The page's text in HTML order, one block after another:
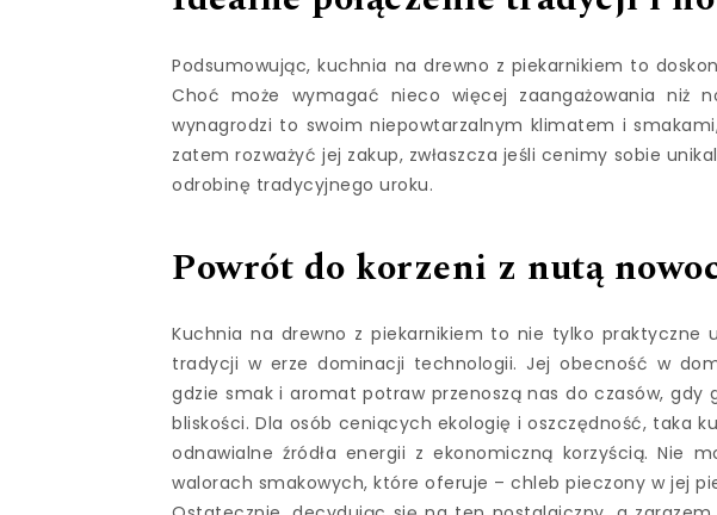
Podsumowując, kuchnia na drewno z piekarnikiem to
Choć może wymagać nieco więcej zaangażowania niż
wynagrodzi to swoim niepowtarzalnym klimatem i
zatem rozważyć jej zakup, zwłaszcza jeśli cenimy sobie
odrobinę tradycyjnego uroku.
Powrót do korzeni z nutą
Kuchnia na drewno z piekarnikiem to nie tylko praktyczne
tradycji w erze dominacji technologii. Jej obecność w
gdzie smak i aromat potraw przenoszą nas do czasów, gdy
bliskości. Dla osób ceniących ekologię i oszczędność, taka
odnawialne źródła energii z ekonomiczną korzyścią. Nie
walorach smakowych, które oferuje – chleb pieczony w jej